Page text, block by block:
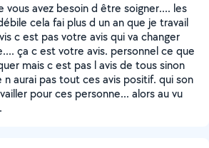
vous avez besoin d être soigner.... les
cela fai plus d un an que je travail
c est pas votre avis qui va changer
ça c est votre avis. personnel ce que
mais c est pas l avis de tous sinon
n aurai pas tout ces avis positif. qui son
pour ces personne... alors au vu